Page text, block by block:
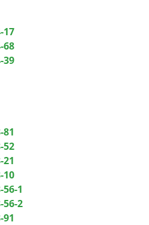
17
68
39
81
52
21
10
1
56-2
91